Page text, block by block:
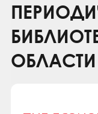
ОБЛАСТИ